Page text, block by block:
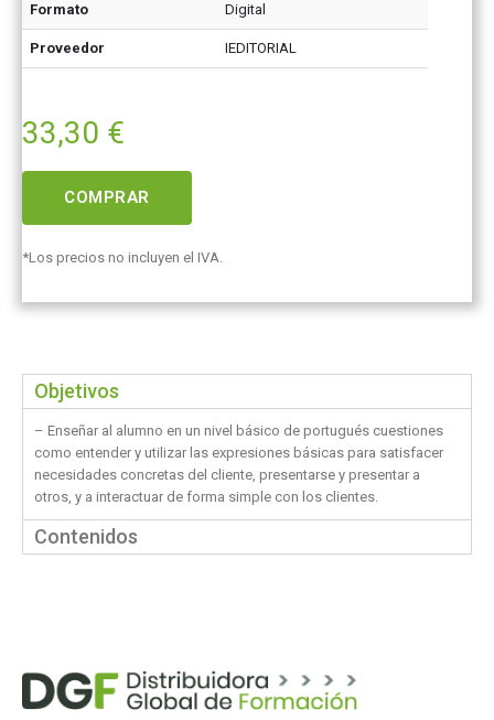
Formato Digital
Proveedor IEDITORIAL
33,30 €
COMPRAR
*Los precios no incluyen el IVA.
Objetivos
– Enseñar al alumno en un nivel básico de portugués cuestiones
como entender y utilizar las expresiones básicas para satisfacer
necesidades concretas del cliente, presentarse y presentar a
otros, y a interactuar de forma simple con los clientes.
Contenidos